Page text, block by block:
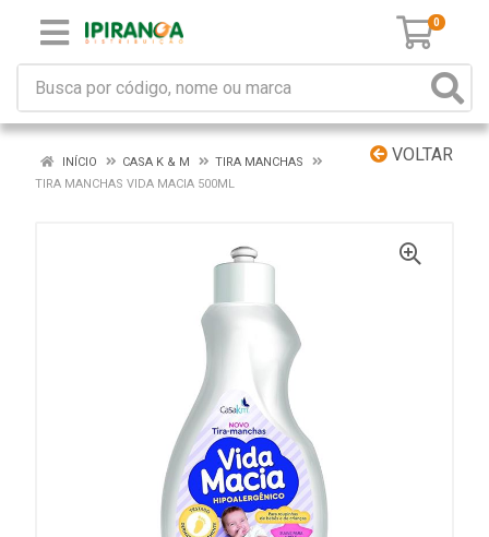
0
VOLTAR
INÍCIO CASA K & M
TIRA MANCHAS
TIRA MANCHAS VIDA MACIA 500ML